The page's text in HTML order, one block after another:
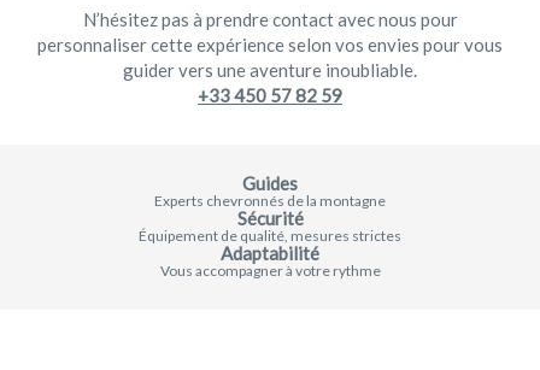
N’hésitez pas à prendre contact avec nous pour
personnaliser cette expérience selon vos envies pour vous
guider vers une aventure inoubliable.
+33 450 57 82 59
Guides
Experts chevronnés de la montagne
Sécurité
Équipement de qualité, mesures strictes
Adaptabilité
Vous accompagner à votre rythme